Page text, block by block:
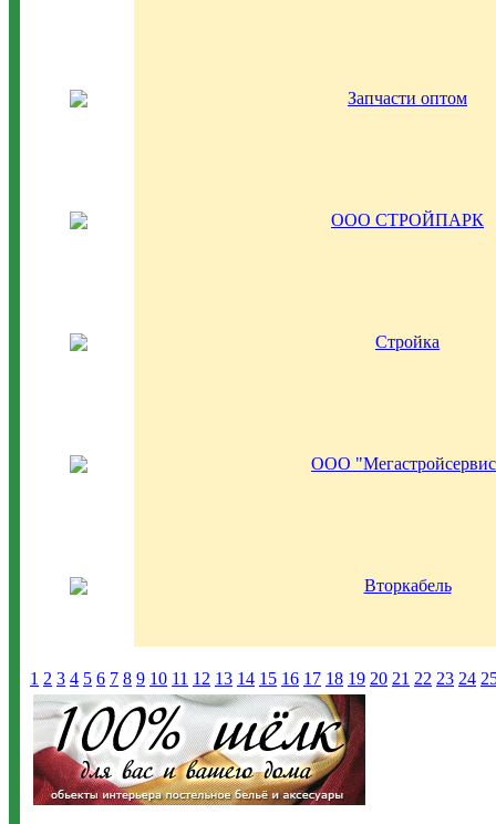
Запчасти оптом
ООО СТРОЙПАРК
Стройка
ООО
Вторкабель
1 2 3 4 5 6 7 8 9 10 11 12 13 14 15 16 17 18 19 20 21 22 23 24